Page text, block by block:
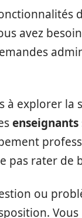
avez
à explorer la
enseignants
pas rater de
ou